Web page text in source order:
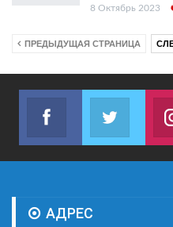
8 Октябрь 2023
ПРЕДЫДУЩАЯ СТРАНИЦА
Facebook
Join us on Facebook
Join
АДРЕС